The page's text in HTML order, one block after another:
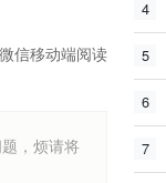
信移动端阅读
，烦请将
4
5
6
7